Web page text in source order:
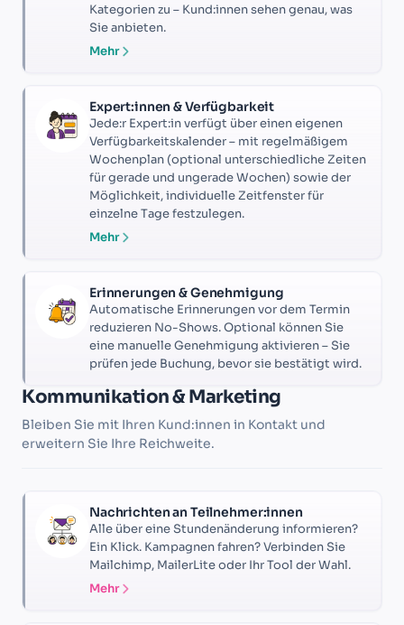
Kategorien zu – Kund:innen sehen genau, was
Sie anbieten.
Mehr
Expert:innen & Verfügbarkeit
Jede:r Expert:in verfügt über einen eigenen
Verfügbarkeitskalender – mit regelmäßigem
Wochenplan (optional unterschiedliche Zeiten
für gerade und ungerade Wochen) sowie der
Möglichkeit, individuelle Zeitfenster für
einzelne Tage festzulegen.
Mehr
Erinnerungen & Genehmigung
Automatische Erinnerungen vor dem Termin
reduzieren No-Shows. Optional können Sie
eine manuelle Genehmigung aktivieren – Sie
prüfen jede Buchung, bevor sie bestätigt wird.
Kommunikation & Marketing
Bleiben Sie mit Ihren Kund:innen in Kontakt und
erweitern Sie Ihre Reichweite.
Nachrichten an Teilnehmer:innen
Alle über eine Stundenänderung informieren?
Ein Klick. Kampagnen fahren? Verbinden Sie
Mailchimp, MailerLite oder Ihr Tool der Wahl.
Mehr